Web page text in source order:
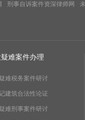
刑事自诉案件资深律师网
难案件办理
难税务案件研讨
建筑合法性论证
难刑事案件研讨